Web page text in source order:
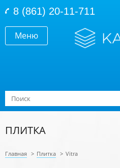
Меню
8 (861) 20-11-711
Форма поиска
Поиск
ПЛИТКА
Главная > Плитка > Vitra